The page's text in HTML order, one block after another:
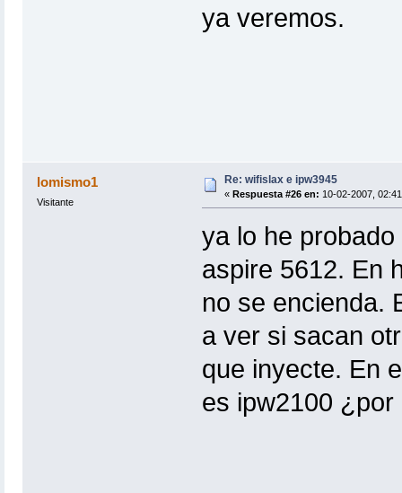
ya veremos.
lomismo1
Visitante
Re: wifislax e ipw3945
« Respuesta #26 en: 10-02-2007,
ya lo he
aspire 5612. En
no se encienda.
a ver si sacan
que inyecte. En
es ipw2100